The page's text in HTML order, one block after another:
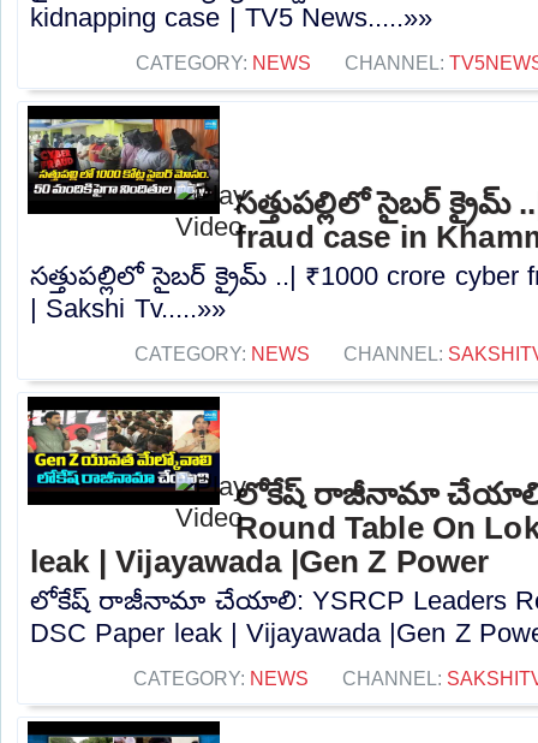
kidnapping case | TV5 News.....»»
CATEGORY: NEWS CHANNEL:
సత్తుపల్లిలో సైబర్ క్రైమ్
fraud case in
సత్తుపల్లిలో సైబర్ క్రైమ్ ..| ₹1000 crore cyber
| Sakshi Tv.....»»
CATEGORY: NEWS CHANNEL:
లోకేష్ రాజీనామా చేయాలి:
Round Table On
leak | Vijayawada |Gen Z Power
లోకేష్ రాజీనామా చేయాలి: YSRCP Leaders
DSC Paper leak | Vijayawada |Gen Z
CATEGORY: NEWS CHANNEL: